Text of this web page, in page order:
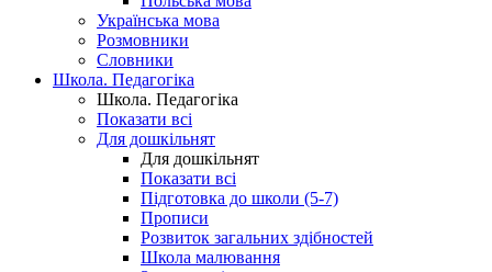
Українська мова
Розмовники
Словники
Школа. Педагогіка
Школа. Педагогіка
Показати всі
Для дошкільнят
Для дошкільнят
Показати всі
Підготовка до школи (5-7)
Прописи
Розвиток загальних здібностей
Школа малювання